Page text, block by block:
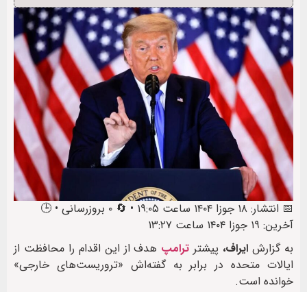
📅 انتشار: ۱۸ جوزا ۱۴۰۴ ساعت ۱۹:۰۵ • 🔄 ۰ بروزرسانی • 🕒
آخرین: ۱۹ جوزا ۱۴۰۴ ساعت ۱۳:۲۷
به گزارشایراف، پیشتر ترامپ هدف از این اقدام را محافظت از
ایالات متحده در برابر به گفته‌اش «تروریست‌های خارجی»
خوانده است.